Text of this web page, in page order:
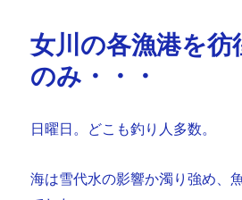
女川の各漁港を彷
のみ・・・
日曜日。どこも釣り人多数。
海は雪代水の影響か濁り強め、